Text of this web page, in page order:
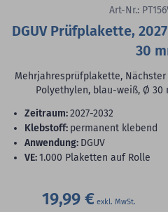
Art-Nr.:
DGUV Prüfplakette,
30
Mehrjahresprüfplakette, Nächster
Polyethylen, blau-weiß, Ø 30
Zeitraum:2027-2032
Klebstoff: permanent klebend
Anwendung: DGUV
VE:1.000 Plaketten auf Rolle
19,99 €